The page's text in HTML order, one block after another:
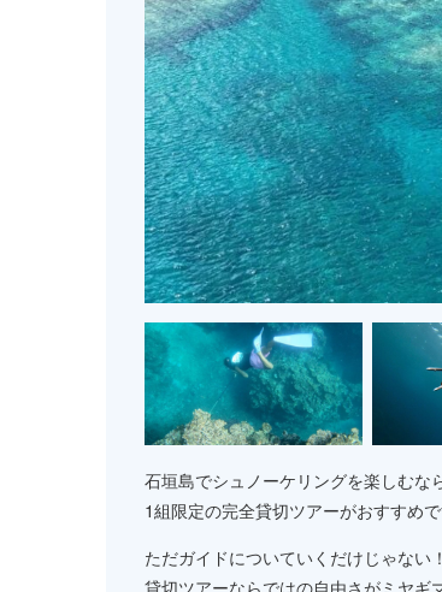
石垣島でシュノーケリングを楽しむなら
1組限定の完全貸切ツアーがおすすめで
ただガイドについていくだけじゃない！